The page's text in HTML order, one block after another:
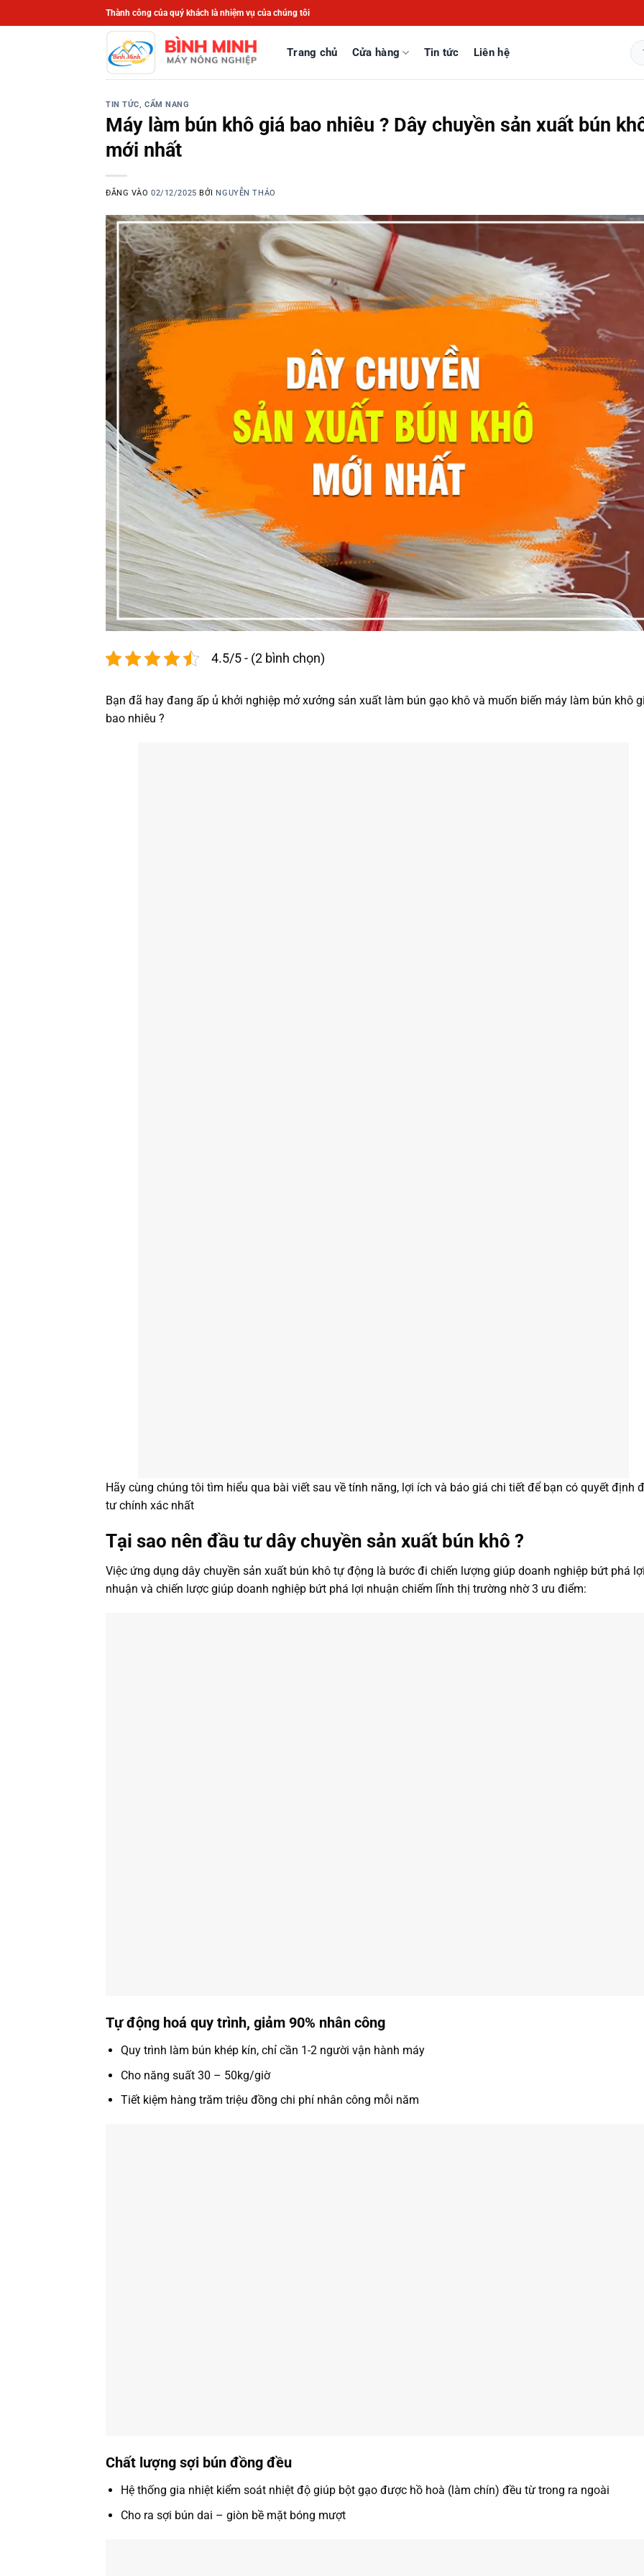
qua
Thành công của quý khách là nhiệm vụ của chúng tôi
Trang chủ Cửa hàng Tin tức Liên hệ
Tìm
TIN TỨC, CẨM NANG
Máy làm bún khô giá bao nhiêu ? Dây chuyền sản xuất bún
mới nhất
ĐĂNG VÀO02/12/2025 BỞI NGUYỄN THẢO
4.5/5 - (2 bình chọn)
Bạn đã hay đang ấp ủ khởi nghiệp mở xưởng sản xuất làm bún gạo khô và muốn biến máy làm bún khô
bao nhiêu ?
Hãy cùng chúng tôi tìm hiểu qua bài viết sau về tính năng, lợi ích và báo giá chi tiết để bạn có quyết định
tư chính xác nhất
Tại sao nên đầu tư dây chuyền sản xuất bún khô ?
Việc ứng dụng dây chuyền sản xuất bún khô tự động là bước đi chiến lượng giúp doanh nghiệp bứt phá
nhuận và chiến lược giúp doanh nghiệp bứt phá lợi nhuận chiếm lĩnh thị trường nhờ 3 ưu điểm:
Tự động hoá quy trình, giảm 90% nhân công
Quy trình làm bún khép kín, chỉ cần 1-2 người vận hành máy
Cho năng suất 30 – 50kg/giờ
Tiết kiệm hàng trăm triệu đồng chi phí nhân công mỗi năm
Chất lượng sợi bún đồng đều
Hệ thống gia nhiệt kiểm soát nhiệt độ giúp bột gạo được hồ hoà (làm chín) đều từ trong ra ngoài
Cho ra sợi bún dai – giòn bề mặt bóng mượt